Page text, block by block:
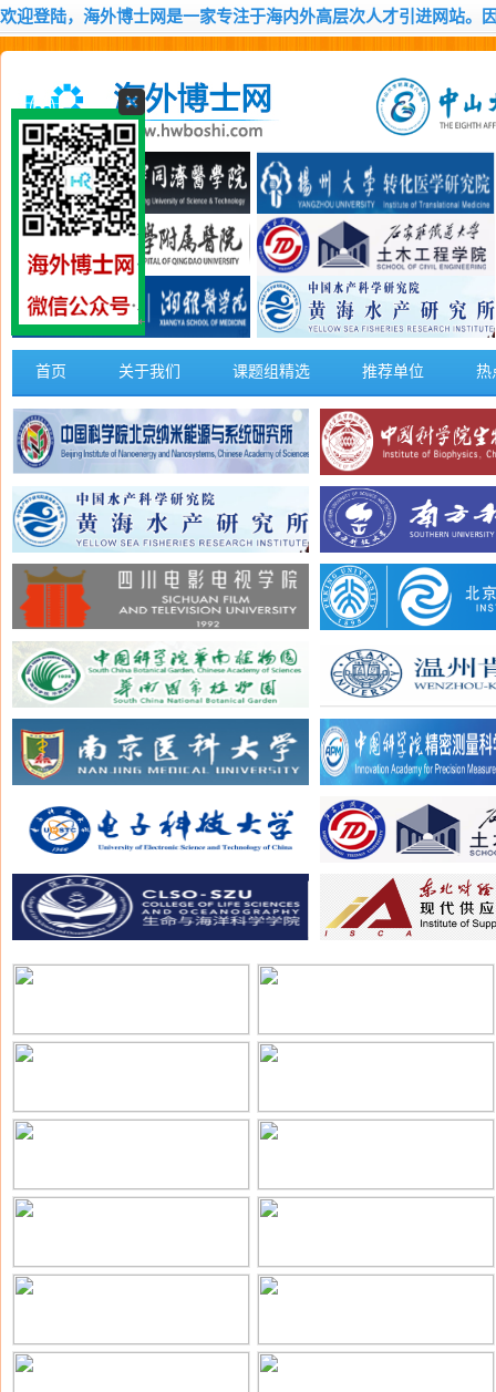
欢迎登陆，海外博士网是一家专注于海内外高层次人才引进网站。
首页 关于我们 课题组精选 推荐单位 热
北京大学能源研究院2026年高层次招
华侨大学2026年度高层次人才招聘启
厦门工学院高层次人才和专项教师招
琼台师范学院2026年考核招聘高层次
西北工业大学化学制造研究院面向海
德州大学休斯顿医学中心2026年招聘
华北理工大学2026年诚聘高层次英才 和祐国际医院简介及2026年招聘职位
英国格拉斯哥大学招收玛丽居里学者
南方医科大学马建华教授课题组招聘